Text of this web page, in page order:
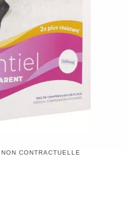
CONTRACTUELLE